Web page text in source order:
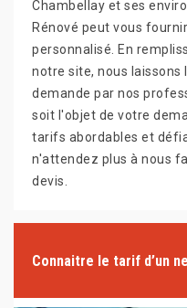
Chambellay et ses
Rénové peut vous
personnalisé. En
notre site, nous laissons
demande par nos
soit l'objet de votre
tarifs abordables et
n'attendez plus à nous
devis.
Connaitre le tarif d’un